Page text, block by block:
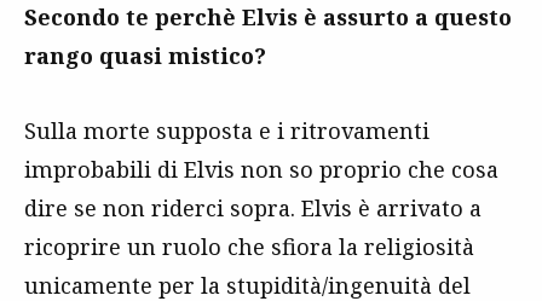
Secondo te perchè Elvis è assurto a questo
rango quasi mistico?
Sulla morte supposta e i ritrovamenti
improbabili di Elvis non so proprio che cosa
dire se non riderci sopra. Elvis è arrivato a
ricoprire un ruolo che sfiora la religiosità
unicamente per la stupidità/ingenuità del